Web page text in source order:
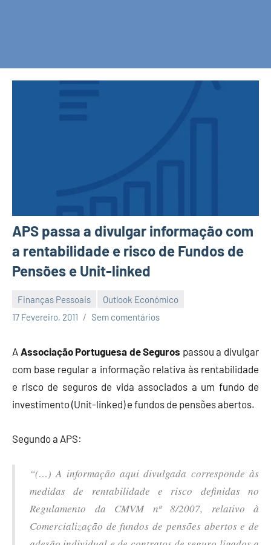
APS passa a divulgar informação com
a rentabilidade e risco de Fundos de
Pensões e Unit-linked
Finanças Pessoais
Outlook Económico
17 Fevereiro, 2011
Economia
Finanças
Sem comentários
A Associação Portuguesa de Seguros passou a divulgar
com base regular a informação relativa às rentabilidade
e risco de seguros de vida associados a um fundo de
investimento (Unit-linked) e fundos de pensões abertos.
Segundo a APS:
“(…) A informação aqui divulgada corresponde às
medidas de rentabilidade e risco definidas no
Regulamento da CMVM nº 8/2007, relativo à
Comercialização de fundos de pensões abertos e de